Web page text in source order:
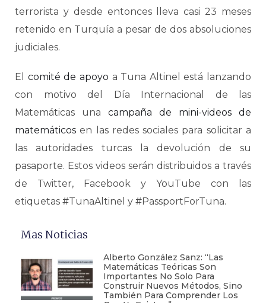
terrorista y desde entonces lleva casi 23 meses
retenido en Turquía a pesar de dos absoluciones
judiciales.
El comité de apoyo a Tuna Altinel está lanzando
con motivo del Día Internacional de las
Matemáticas una campaña de mini-videos de
matemáticos en las redes sociales para solicitar a
las autoridades turcas la devolución de su
pasaporte. Estos videos serán distribuidos a través
de Twitter, Facebook y YouTube con las
etiquetas #TunaAltinel y #PassportForTuna.
Mas Noticias
Alberto González Sanz: “Las
Matemáticas Teóricas Son
Importantes No Solo Para
Construir Nuevos Métodos, Sino
También Para Comprender Los